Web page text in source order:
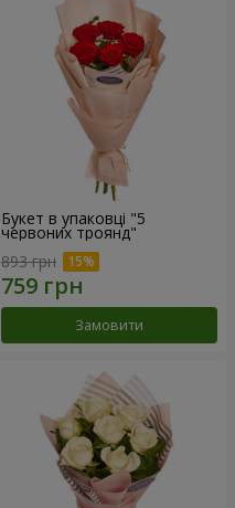
Букет в упаковці "5
червоних троянд"
893 грн
Замовити